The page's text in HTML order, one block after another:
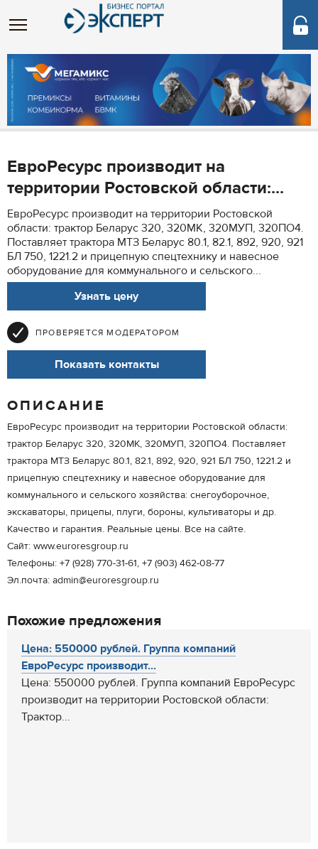
ЕвроРесурс производит на
территории Ростовской области:...
ЕвроРесурс производит на территории Ростовской
области: трактор Беларус 320, 320МК, 320МУП, 320ПО4.
Поставляет трактора МТЗ Беларус 80.1, 82.1, 892, 920, 921
БЛ 750, 1221.2 и прицепную спецтехнику и навесное
оборудование для коммунального и сельского...
Узнать цену
ПРОВЕРЯЕТСЯ МОДЕРАТОРОМ
Показать контакты
ОПИСАНИЕ
ЕвроРесурс производит на территории Ростовской области:
трактор Беларус 320, 320МК, 320МУП, 320ПО4. Поставляет
трактора МТЗ Беларус 80.1, 82.1, 892, 920, 921 БЛ 750, 1221.2 и
прицепную спецтехнику и навесное оборудование для
коммунального и сельского хозяйства: снегоуборочное,
экскаваторы, прицепы, плуги, бороны, культиваторы и др.
Качество и гарантия. Реальные цены. Все на сайте.
Сайт: www.euroresgroup.ru
Телефоны: +7 (928) 770-31-61, +7 (903) 462-08-77
Эл.почта: admin@euroresgroup.ru
Похожие предложения
Цена: 550000 рублей. Группа компаний
ЕвроРесурс производит...
Цена: 550000 рублей. Группа компаний ЕвроРесурс
производит на территории Ростовской области:
Трактор...